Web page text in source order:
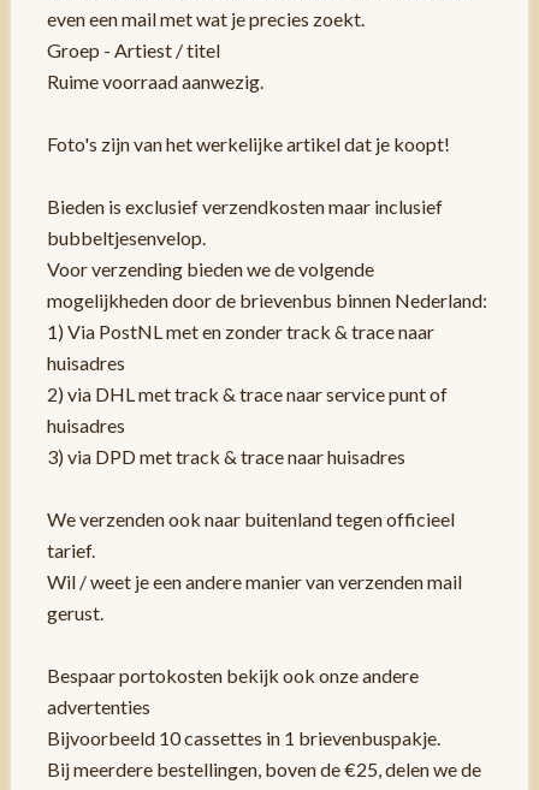
even een mail met wat je precies zoekt.
Groep - Artiest / titel
Ruime voorraad aanwezig.
Foto's zijn van het werkelijke artikel dat je koopt!
Bieden is exclusief verzendkosten maar inclusief
bubbeltjesenvelop.
Voor verzending bieden we de volgende
mogelijkheden door de brievenbus binnen Nederland:
1) Via PostNL met en zonder track & trace naar
huisadres
2) via DHL met track & trace naar service punt of
huisadres
3) via DPD met track & trace naar huisadres
We verzenden ook naar buitenland tegen officieel
tarief.
Wil / weet je een andere manier van verzenden mail
gerust.
Bespaar portokosten bekijk ook onze andere
advertenties
Bijvoorbeeld 10 cassettes in 1 brievenbuspakje.
Bij meerdere bestellingen, boven de €25, delen we de